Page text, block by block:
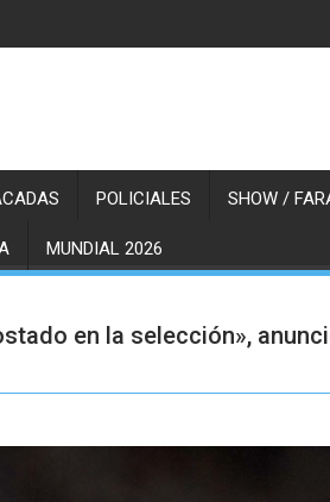
POLICIALES SHOW /
MUNDIAL 2026
en la selección»,